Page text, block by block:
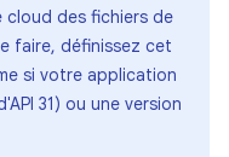
cloud des fichiers de
faire, définissez cet
si votre application
31) ou une version